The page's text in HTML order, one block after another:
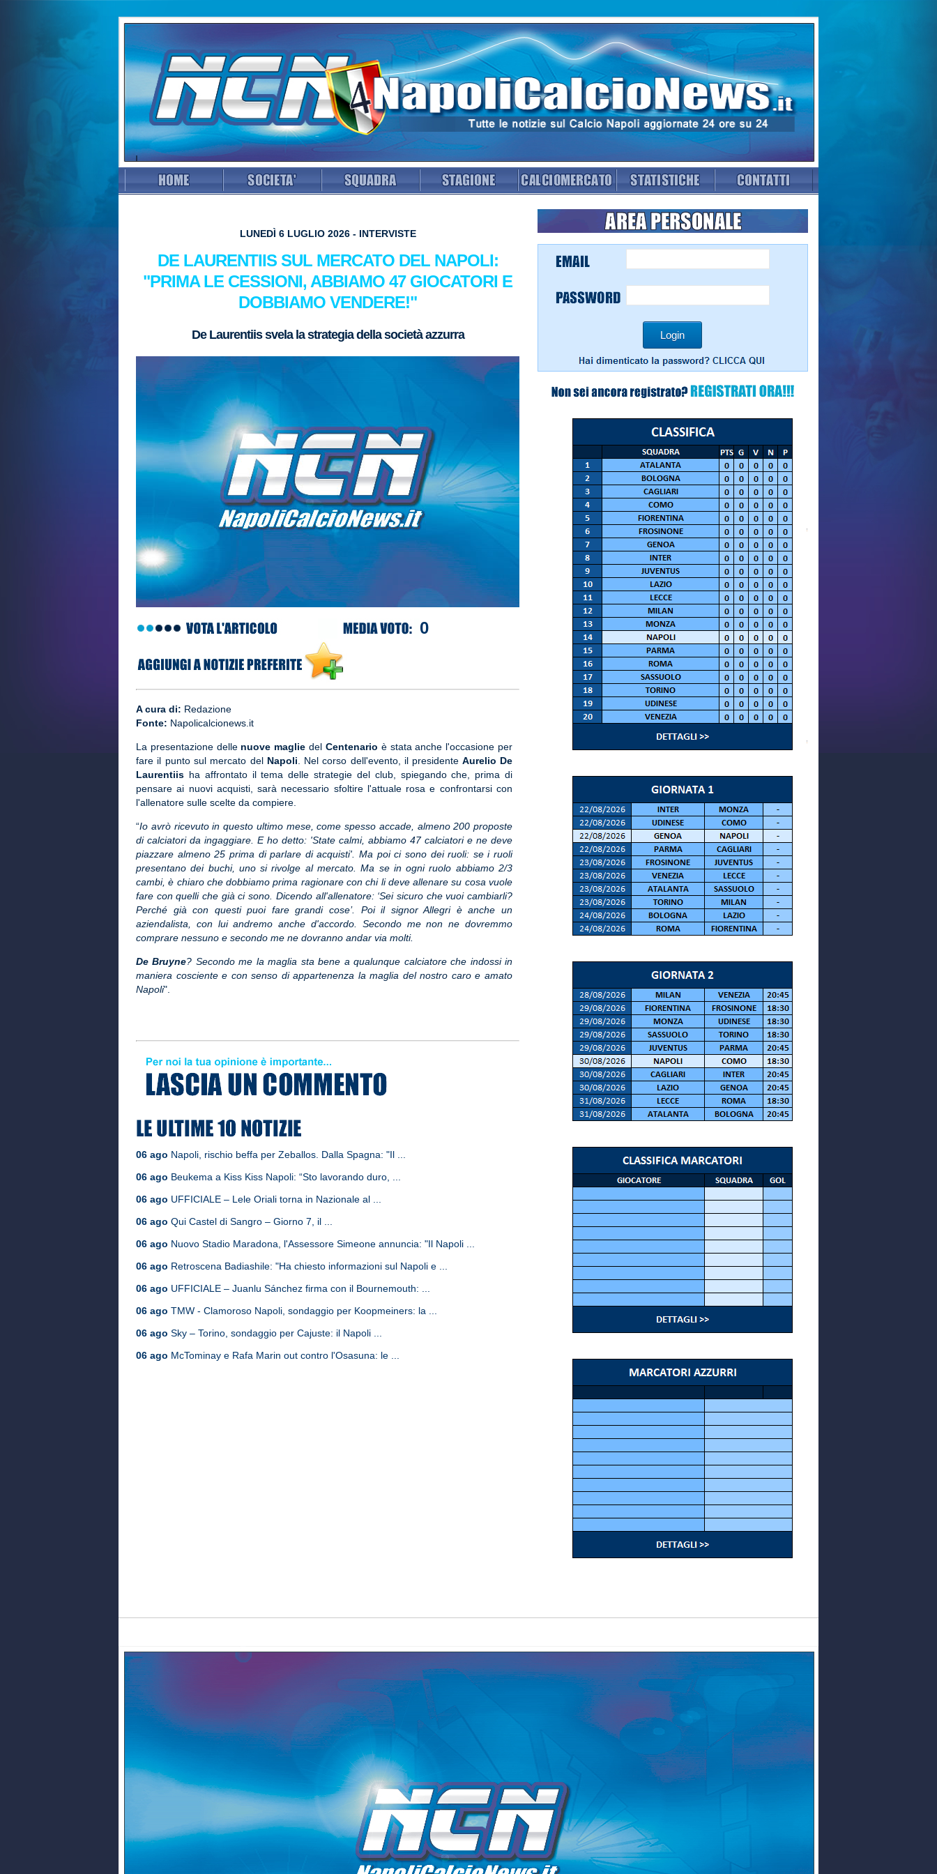
LUNEDÌ 6 LUGLIO 2026 - INTERVISTE
DE LAURENTIIS SUL MERCATO DEL NAPOLI:
"PRIMA LE CESSIONI, ABBIAMO 47 GIOCATORI E
DOBBIAMO VENDERE!"
De Laurentiis svela la strategia della società azzurra
0
A cura di: Redazione
Fonte: Napolicalcionews.it
La presentazione delle nuove maglie del Centenario è stata anche l'occasione per
fare il punto sul mercato del Napoli . Nel corso dell'evento, il presidente Aurelio De
Laurentiis ha affrontato il tema delle strategie del club, spiegando che, prima di
pensare ai nuovi acquisti, sarà necessario sfoltire l'attuale rosa e confrontarsi con
l'allenatore sulle scelte da compiere.
“Io avrò ricevuto in questo ultimo mese, come spesso accade, almeno 200 proposte
di calciatori da ingaggiare. E ho detto: 'State calmi, abbiamo 47 calciatori e ne deve
piazzare almeno 25 prima di parlare di acquisti'. Ma poi ci sono dei ruoli: se i ruoli
presentano dei buchi, uno si rivolge al mercato. Ma se in ogni ruolo abbiamo 2/3
cambi, è chiaro che dobbiamo prima ragionare con chi li deve allenare su cosa vuole
fare con quelli che già ci sono. Dicendo all'allenatore: ‘Sei sicuro che vuoi cambiarli?
Perché già con questi puoi fare grandi cose’. Poi il signor Allegri è anche un
aziendalista, con lui andremo anche d'accordo. Secondo me non ne dovremmo
comprare nessuno e secondo me ne dovranno andar via molti.
De Bruyne? Secondo me la maglia sta bene a qualunque calciatore che indossi in
maniera cosciente e con senso di appartenenza la maglia del nostro caro e amato
Napoli".
06 ago Napoli, rischio beffa per Zeballos. Dalla Spagna: "Il ...
06 ago Beukema a Kiss Kiss Napoli: “Sto lavorando duro, ...
06 ago UFFICIALE – Lele Oriali torna in Nazionale al ...
06 ago Qui Castel di Sangro – Giorno 7, il ...
06 ago Nuovo Stadio Maradona, l'Assessore Simeone annuncia: "Il Napoli ...
06 ago Retroscena Badiashile: "Ha chiesto informazioni sul Napoli e ...
06 ago UFFICIALE – Juanlu Sánchez firma con il Bournemouth: ...
06 ago TMW - Clamoroso Napoli, sondaggio per Koopmeiners: la ...
06 ago Sky – Torino, sondaggio per Cajuste: il Napoli ...
06 ago McTominay e Rafa Marin out contro l'Osasuna: le ...